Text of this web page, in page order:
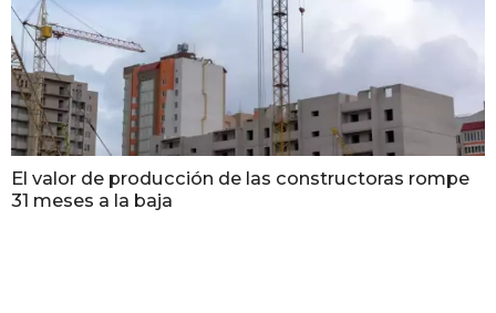
El valor de producción de las constructoras rompe
31 meses a la baja